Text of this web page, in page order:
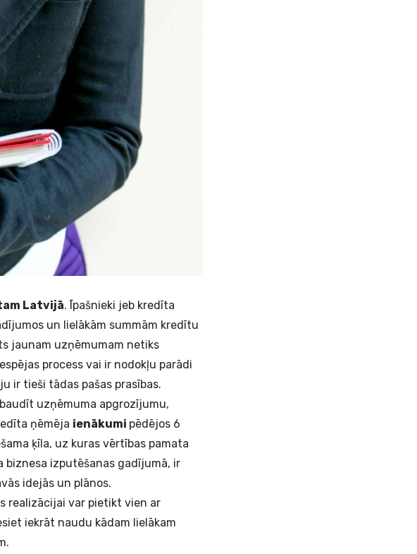
Latvijā. Īpašnieki jeb kredīta
un lielākām summām kredītu
jaunam uzņēmumam netiks
process vai ir nodokļu parādi
ir tieši tādas pašas prasības.
uzņēmuma apgrozījumu,
ņēmēja ienākumi pēdējos 6
ķīla, uz kuras vērtības pamata
izputēšanas gadījumā, ir
idejās un plānos.
realizācijai var pietikt vien ar
iekrāt naudu kādam lielākam